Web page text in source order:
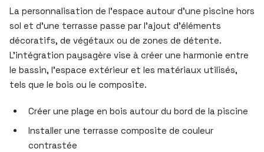
La personnalisation de l’espace autour d’une piscine hors
sol et d’une terrasse passe par l’ajout d’éléments
décoratifs, de végétaux ou de zones de détente.
L’intégration paysagère vise à créer une harmonie entre
le bassin, l’espace extérieur et les matériaux utilisés,
tels que le bois ou le composite.
Créer une plage en bois autour du bord de la piscine
Installer une terrasse composite de couleur
contrastée